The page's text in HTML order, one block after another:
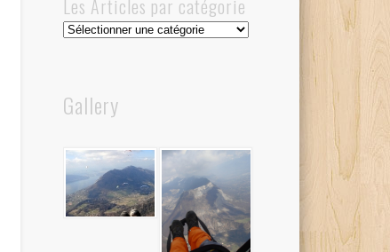
Les Articles par catégorie
Les
Gallery